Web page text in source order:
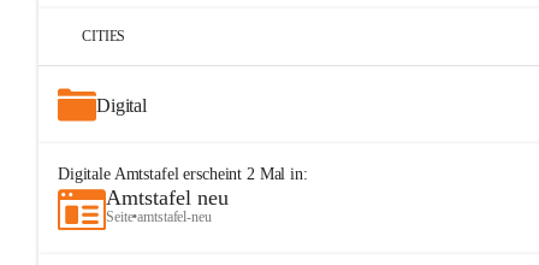
CITIES
Digital
Digitale Amtstafelerscheint 2Mal in:
Amtstafel neu
Seite•amtstafel-neu